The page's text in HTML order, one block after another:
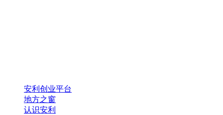
安利创业平台
地方之窗
认识安利